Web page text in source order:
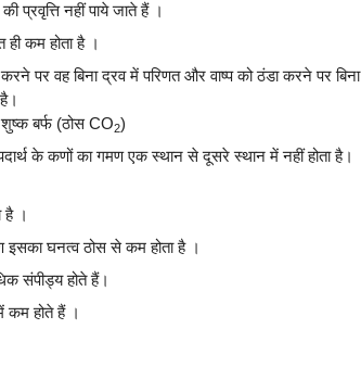
प्रवृत्ति नहीं पाये जाते हैं ।
कम होता है ।
पर वह बिना द्रव में परिणत और वाष्प को ठंडा करने पर बिना
बर्फ (ठोस CO2)
पदार्थ के कणों का गमण एक स्थान से दूसरे स्थान में नहीं होता है।
है ।
घनत्व ठोस से कम होता है ।
संपीड्य होते हैं।
कम होते हैं ।